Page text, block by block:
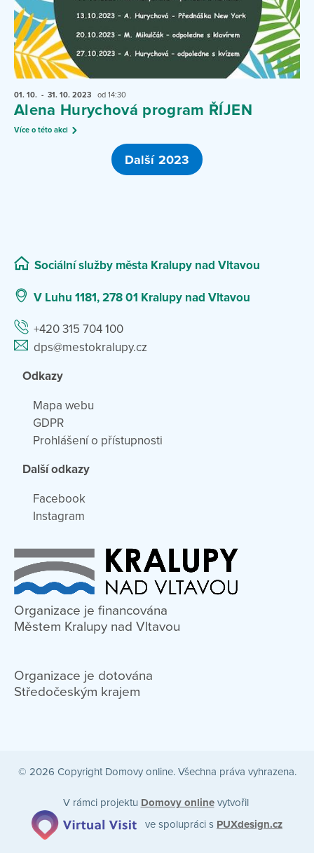
01. 10. - 31. 10. 2023 od 14:30
Alena Hurychová program ŘÍJEN
Více o této akci
Další 2023
Sociální služby města Kralupy nad Vltavou
V Luhu 1181, 278 01 Kralupy nad Vltavou
+420 315 704 100
dps@mestokralupy.cz
Odkazy
Mapa webu
GDPR
Prohlášení o přístupnosti
Další odkazy
Facebook
Instagram
Organizace je financována
Městem Kralupy nad Vltavou
Organizace je dotována
Středočeským krajem
© 2026 Copyright Domovy online. Všechna práva vyhrazena.
V rámci projektu Domovy onlinevytvořil
ve spolupráci s PUXdesign.cz